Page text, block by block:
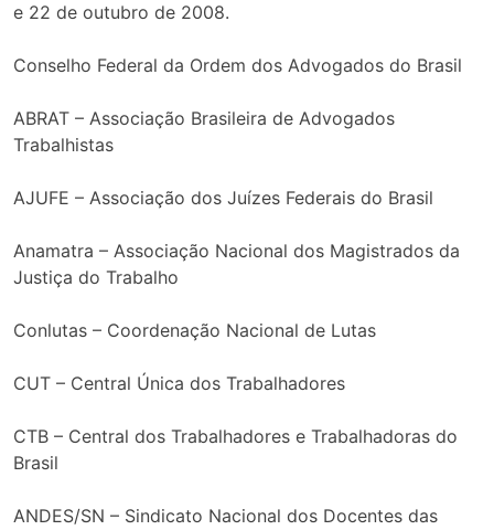
e 22 de outubro de 2008.
Conselho Federal da Ordem dos Advogados do Brasil
ABRAT – Associação Brasileira de Advogados
Trabalhistas
AJUFE – Associação dos Juízes Federais do Brasil
Anamatra – Associação Nacional dos Magistrados da
Justiça do Trabalho
Conlutas – Coordenação Nacional de Lutas
CUT – Central Única dos Trabalhadores
CTB – Central dos Trabalhadores e Trabalhadoras do
Brasil
ANDES/SN – Sindicato Nacional dos Docentes das